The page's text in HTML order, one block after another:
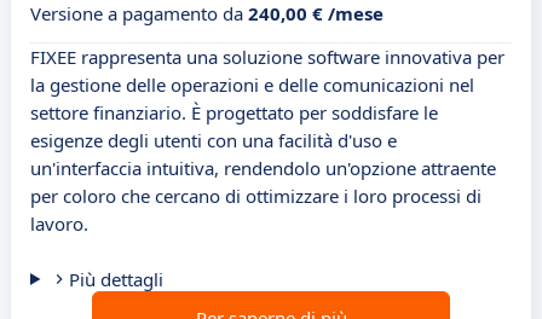
Versione a pagamento da 240,00 € /mese
FIXEE rappresenta una soluzione software innovativa per
la gestione delle operazioni e delle comunicazioni nel
settore finanziario. È progettato per soddisfare le
esigenze degli utenti con una facilità d'uso e
un'interfaccia intuitiva, rendendolo un'opzione attraente
per coloro che cercano di ottimizzare i loro processi di
lavoro.
Più dettagli